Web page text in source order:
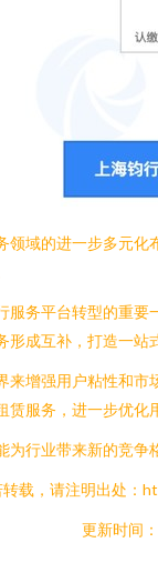
域的进一步多元
务平台转型的重
成互补，打造一站
增强用户粘性和
服务，进一步优化
行业带来新的竞
转载，请注明出处：
更新时间